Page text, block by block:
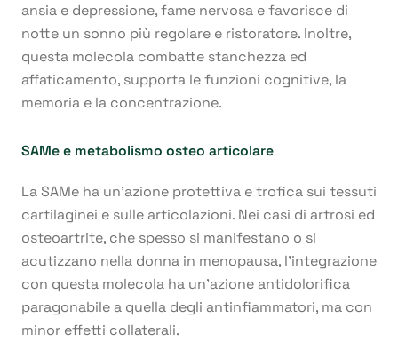
ansia e depressione, fame nervosa e favorisce di
notte un sonno più regolare e ristoratore. Inoltre,
questa molecola combatte stanchezza ed
affaticamento, supporta le funzioni cognitive, la
memoria e la concentrazione.
SAMe e metabolismo osteo articolare
La SAMe ha un’azione protettiva e trofica sui tessuti
cartilaginei e sulle articolazioni. Nei casi di artrosi ed
osteoartrite, che spesso si manifestano o si
acutizzano nella donna in menopausa, l’integrazione
con questa molecola ha un’azione antidolorifica
paragonabile a quella degli antinfiammatori, ma con
minor effetti collaterali.